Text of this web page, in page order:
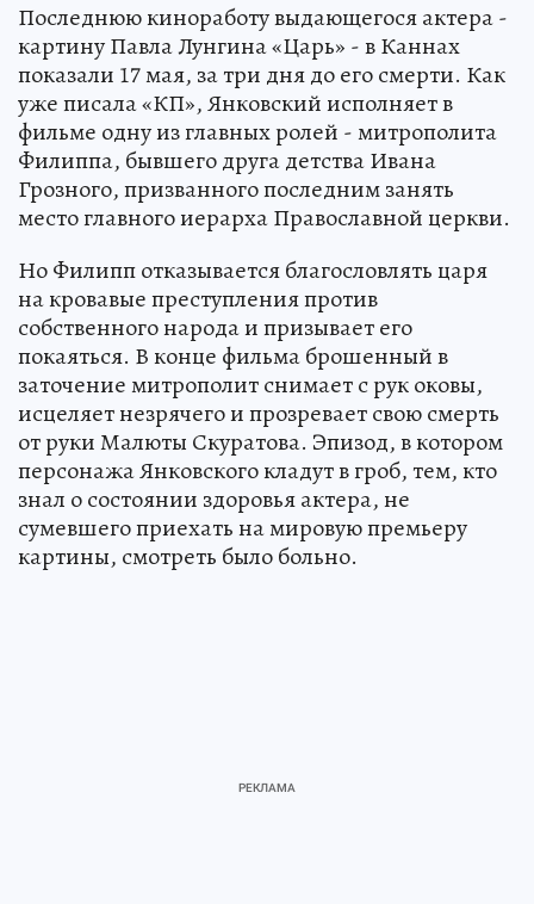
Последнюю киноработу выдающегося актера -
картину Павла Лунгина «Царь» - в Каннах
показали 17 мая, за три дня до его смерти. Как
уже писала «КП», Янковский исполняет в
фильме одну из главных ролей - митрополита
Филиппа, бывшего друга детства Ивана
Грозного, призванного последним занять
место главного иерарха Православной церкви.
Но Филипп отказывается благословлять царя
на кровавые преступления против
собственного народа и призывает его
покаяться. В конце фильма брошенный в
заточение митрополит снимает с рук оковы,
исцеляет незрячего и прозревает свою смерть
от руки Малюты Скуратова. Эпизод, в котором
персонажа Янковского кладут в гроб, тем, кто
знал о состоянии здоровья актера, не
сумевшего приехать на мировую премьеру
картины, смотреть было больно.